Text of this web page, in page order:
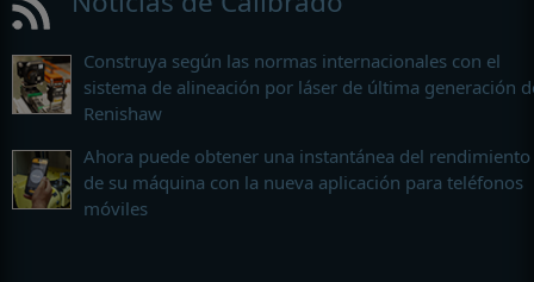
Construya según las normas internacionales con el
sistema de alineación por láser de última generación
Renishaw
Ahora puede obtener una instantánea del rendimiento
de su máquina con la nueva aplicación para teléfonos
móviles